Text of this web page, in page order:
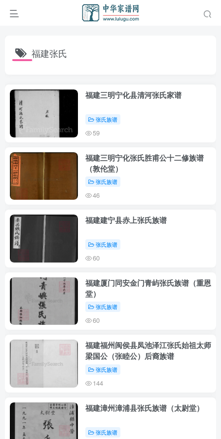
福建张氏
福建三明宁化县清河张氏家谱
张氏族谱
59
福建三明宁化张氏胜甫公十二修族谱
（敦伦堂）
张氏族谱
46
福建建宁县赤上张氏族谱
张氏族谱
60
福建厦门同安金门青屿张氏族谱（重恩
堂）
张氏族谱
60
福建福州闽侯县凤池泽江张氏始祖太师
梁国公（张睦公）后裔族谱
张氏族谱
144
福建漳州漳浦县张氏族谱（太尉堂）
张氏族谱